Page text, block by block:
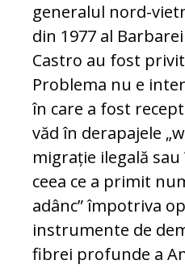
generalul nord-
din 1977 al
Castro au fost
Problema nu e
în care a fost
văd în derapajele
migrație ilegală
ceea ce a primit
adânc” împotriva
instrumente de
fibrei profunde a